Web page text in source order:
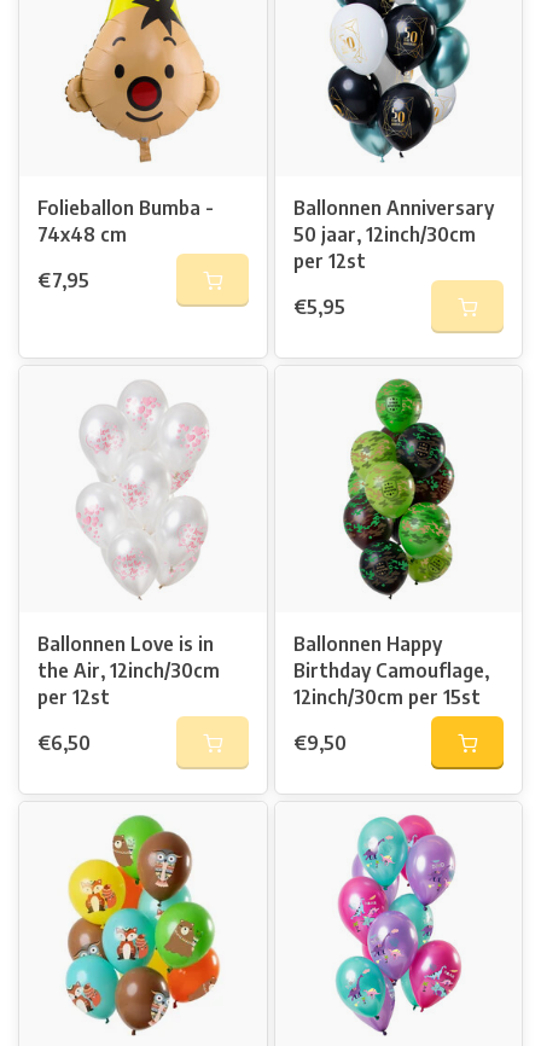
Folieballon Bumba -
74x48 cm
€7,95
Ballonnen Anniversary
50 jaar, 12inch/30cm
per 12st
€5,95
Ballonnen Love is in
the Air, 12inch/30cm
per 12st
€6,50
Ballonnen Happy
Birthday Camouflage,
12inch/30cm per 15st
€9,50